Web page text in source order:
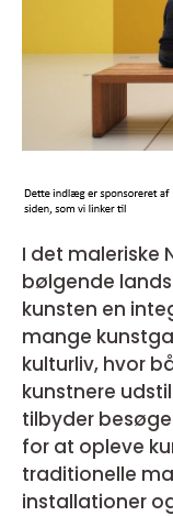
I det maleriske
bølgende
kunsten en
mange
kulturliv, hvor
kunstnere
tilbyder
for at opleve
traditionelle
installationer